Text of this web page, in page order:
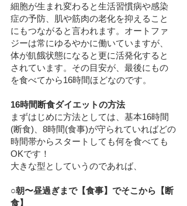
細胞が生まれ変わると生活習慣病や感染
症の予防、肌や筋肉の老化を抑えること
にもつながると言われます。オートファ
ジーは常にゆるやかに働いていますが、
体が飢餓状態になると更に活発化すると
されています。その目安が、最後にもの
を食べてから16時間ほどなのです。
16時間断食ダイエットの方法
まずはじめに方法としては、基本16時間
(断食)、8時間(食事)が守られていればどの
時間帯からスタートしても何を食べても
OKです！
大きな型としていうのであれば、
○朝〜昼過ぎまで【食事】でそこから【断
食】